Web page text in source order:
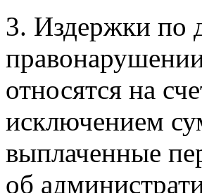
3. Издержки по
относятся на
исключением
выплаченные
об